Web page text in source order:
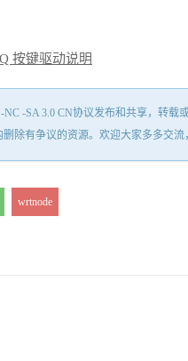
按键驱动说明
-SA 3.0 CN协议发布和共享，转载
除有争议的资源。欢迎大家多多交流
wrtnode